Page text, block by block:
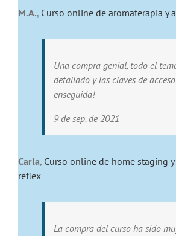
M.A., Curso online de aromaterapia y
Una compra genial, todo el
detallado y las claves de
enseguida!
9 de sep. de 2021
Carla, Curso online de home staging
réflex
La compra del curso ha sido